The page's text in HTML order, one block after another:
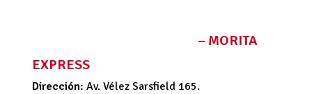
– MORITA
EXPRESS
Dirección: Av. Vélez Sarsfield 165.